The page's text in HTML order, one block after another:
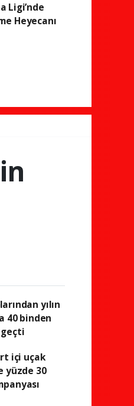
Ligi’nde
Heyecanı
yılın
40 binden
içi uçak
yüzde 30